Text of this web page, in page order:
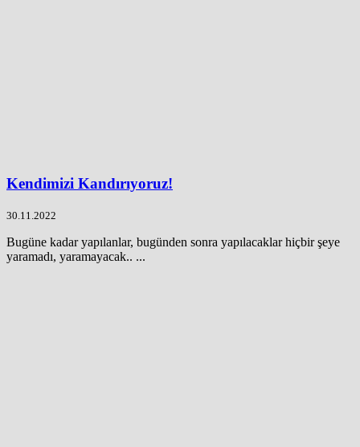
Kendimizi Kandırıyoruz!
30.11.2022
Bugüne kadar yapılanlar, bugünden sonra yapılacaklar hiçbir şeye
yaramadı, yaramayacak.. ...